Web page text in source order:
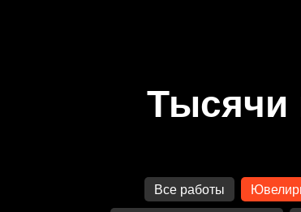
Тысячи
Все работы